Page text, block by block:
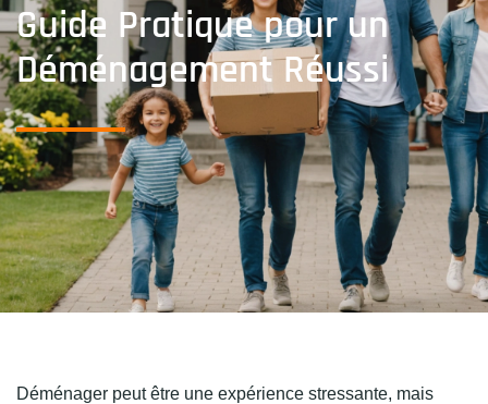
Guide Pratique pour un
Déménagement Réussi
Déménager peut être une expérience stressante, mais